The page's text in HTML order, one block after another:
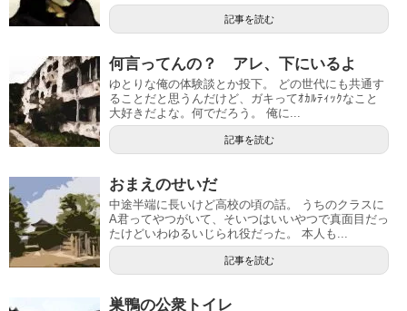
記事を読む
何言ってんの？ アレ、下にいるよ
ゆとりな俺の体験談とか投下。 どの世代にも共通す
ることだと思うんだけど、ガキってｵｶﾙﾃｨｯｸなこと
大好きだよな。何でだろう。 俺に...
記事を読む
おまえのせいだ
中途半端に長いけど高校の頃の話。 うちのクラスに
A君ってやつがいて、そいつはいいやつで真面目だっ
たけどいわゆるいじられ役だった。 本人も...
記事を読む
巣鴨の公衆トイレ